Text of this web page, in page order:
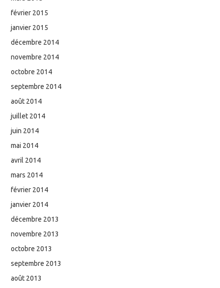
février 2015
janvier 2015
décembre 2014
novembre 2014
octobre 2014
septembre 2014
août 2014
juillet 2014
juin 2014
mai 2014
avril 2014
mars 2014
février 2014
janvier 2014
décembre 2013
novembre 2013
octobre 2013
septembre 2013
août 2013